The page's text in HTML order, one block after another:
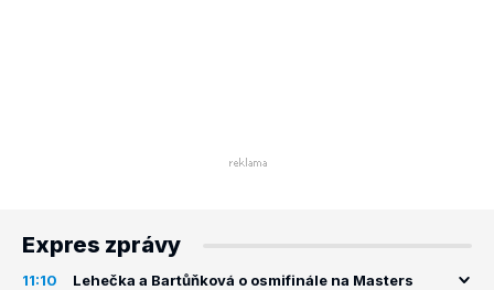
Expres zprávy
11:10 Lehečka a Bartůňková o osmifinále na Masters